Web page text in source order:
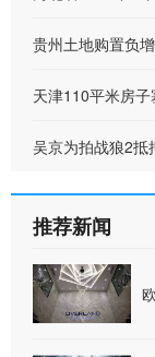
贵州土地购置负
天津110平米房
吴京为拍战狼2抵
推荐新闻